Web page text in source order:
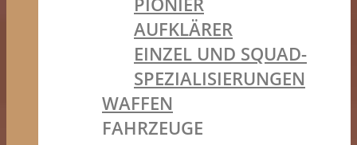
AUFKLÄRER
EINZEL UND SQUAD-
SPEZIALISIERUNGEN
WAFFEN
FAHRZEUGE